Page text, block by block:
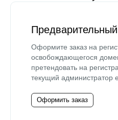
Предварительный
Оформите заказ на
освобождающегося
претендовать на
текущий администратор
Оформить заказ